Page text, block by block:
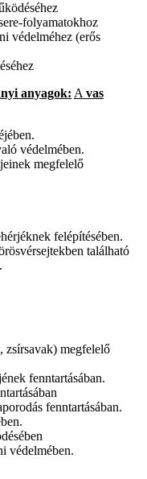
folyamatokhoz
védelméhez (erős
anyagok: A vas
védelmében.
megfelelő
felépítésében.
található
zsírsavak) megfelelő
fenntartásában.
fenntartásában.
védelmében.